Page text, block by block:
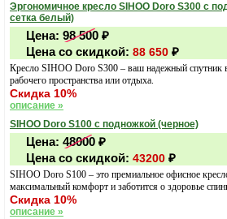
Эргономичное кресло SIHOO Doro S300 с
сетка белый)
Цена: 98 500 ₽
Цена со скидкой: 88 650 ₽
Кресло SIHOO Doro S300 – ваш надежный спутник
рабочего пространства или отдыха.
Скидка 10%
описание »
SIHOO Doro S100 с подножкой (черное)
Цена: 48000 ₽
Цена со скидкой: 43200 ₽
SIHOO Doro S100 – это премиальное офисное
максимальный комфорт и заботится о здоровье
Скидка 10%
описание »